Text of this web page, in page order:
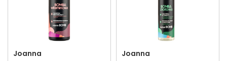
Joanna Joanna